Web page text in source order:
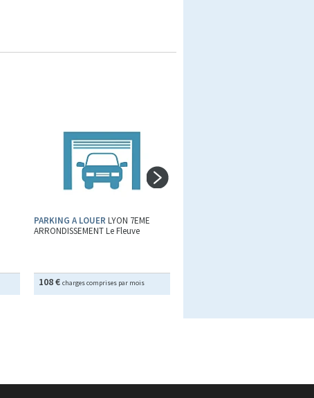
PARKING A LOUER LYON 7EME
ARRONDISSEMENT Le Fleuve
108 € charges comprises par mois